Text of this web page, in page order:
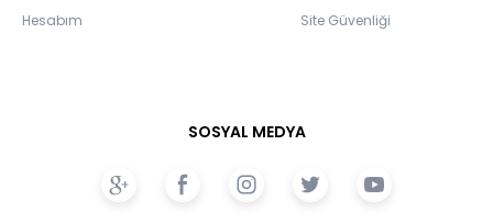
Hesabım
Site Güvenliği
SOSYAL MEDYA